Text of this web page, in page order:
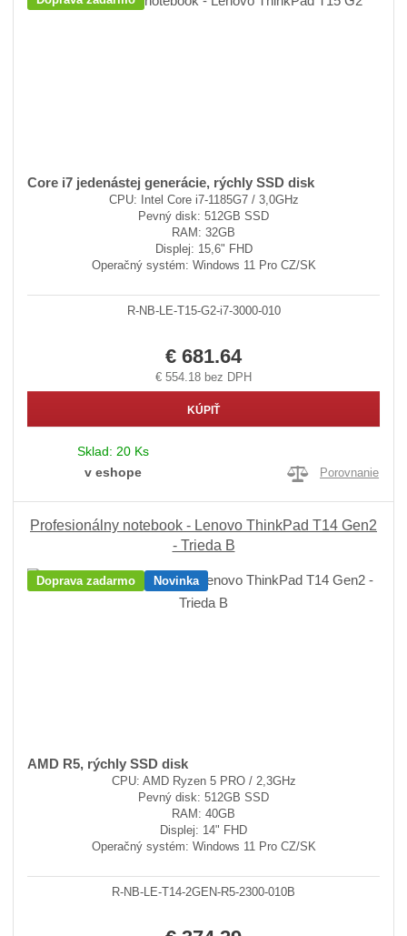
Core i7 jedenástej generácie, rýchly SSD disk
CPU: Intel Core i7-1185G7 / 3,0GHz
Pevný disk: 512GB SSD
RAM: 32GB
Displej: 15,6" FHD
Operačný systém: Windows 11 Pro CZ/SK
R-NB-LE-T15-G2-i7-3000-010
€ 681.64
€ 554.18 bez DPH
KÚPIŤ
Sklad: 20 Ks
v eshope
Porovnanie
Profesionálny notebook - Lenovo ThinkPad T14 Gen2
- Trieda B
Doprava zadarmo Novinka
AMD R5, rýchly SSD disk
CPU: AMD Ryzen 5 PRO / 2,3GHz
Pevný disk: 512GB SSD
RAM: 40GB
Displej: 14" FHD
Operačný systém: Windows 11 Pro CZ/SK
R-NB-LE-T14-2GEN-R5-2300-010B